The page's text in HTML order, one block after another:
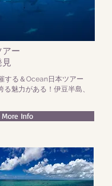
アー
見
する＆Ocean日本ツアー
る魅力がある！伊豆半島、
More Info